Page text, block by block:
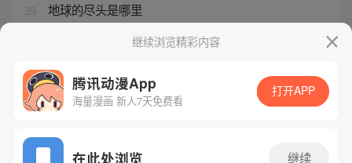
29 地球的尽头是哪里
继续浏览精彩内容
腾讯动漫App
海量漫画 新人7天免费看
打开APP
在此处浏览 继续
网站备案/许可证号：粤B2-20090059-5